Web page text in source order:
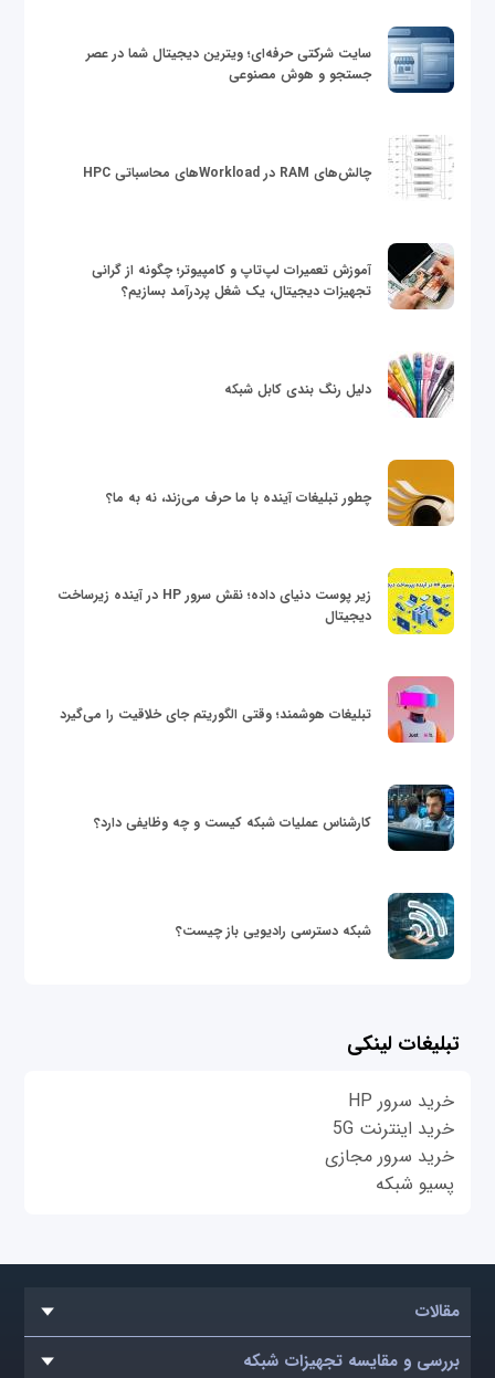
سایت شرکتی حرفه‌ای؛ ویترین دیجیتال شما در عصر
جستجو و هوش مصنوعی
چالش‌های RAM در Workloadهای محاسباتی HPC
آموزش تعمیرات لپ‌تاپ و کامپیوتر؛ چگونه از گرانی
تجهیزات دیجیتال، یک شغل پردرآمد بسازیم؟
دلیل رنگ بندی کابل شبکه
چطور تبلیغات آینده با ما حرف می‌زند، نه به ما؟
زیر پوست دنیای داده؛ نقش سرور HP در آینده زیرساخت
دیجیتال
تبلیغات هوشمند؛ وقتی الگوریتم جای خلاقیت را می‌گیرد
کارشناس عملیات شبکه کیست و چه وظایفی دارد؟
شبکه دسترسی رادیویی باز چیست؟
تبلیغات لینکی
خرید سرور HP
خرید اینترنت 5G
خرید سرور مجازی
پسیو شبکه
مقالات
بررسی و مقایسه تجهیزات شبکه